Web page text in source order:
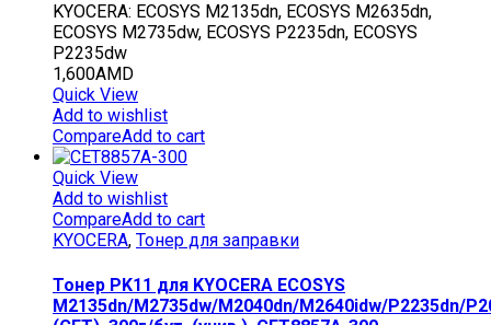
KYOCERA: ECOSYS M2135dn, ECOSYS M2635dn,
ECOSYS M2735dw, ECOSYS P2235dn, ECOSYS
P2235dw
1,600AMD
Quick View
Add to wishlist
CompareAdd to cart
Quick View
Add to wishlist
CompareAdd to cart
KYOCERA, Тонер для заправки
Тонер PK11 для KYOCERA ECOSYS
M2135dn/M2735dw/M2040dn/M2640idw/P2235dn/